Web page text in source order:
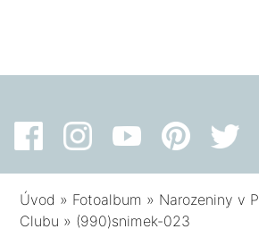
Úvod » Fotoalbum » Narozeniny v
Clubu » (990)snimek-023